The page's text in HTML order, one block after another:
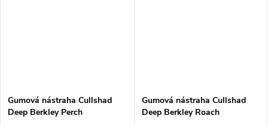
Gumová nástraha Cullshad
Deep Berkley Perch
Gumová nástraha Cullshad
Deep Berkley Roach